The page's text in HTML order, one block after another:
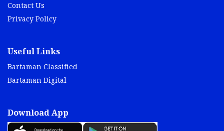
Contact Us
Privacy Policy
Useful Links
Bartaman Classified
Bartaman Digital
Download App